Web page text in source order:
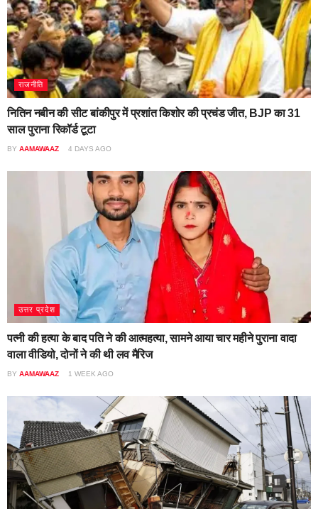
राजनीति
नितिन नबीन की सीट बांकीपुर में प्रशांत किशोर की प्रचंड जीत, BJP का 31
साल पुराना रिकॉर्ड टूटा
BY AAMAWAAZ 4 DAYS AGO
उत्तर प्रदेश
पत्नी की हत्या के बाद पति ने की आत्महत्या, सामने आया चार महीने पुराना वादा
वाला वीडियो, दोनों ने की थी लव मैरिज
BY AAMAWAAZ 1 WEEK AGO